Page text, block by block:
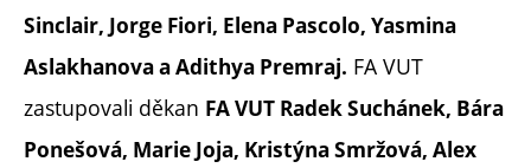
Sinclair, Jorge Fiori, Elena Pascolo, Yasmina
Aslakhanova a Adithya Premraj. FA VUT
zastupovali děkan FA VUT Radek Suchánek, Bára
Ponešová, Marie Joja, Kristýna Smržová, Alex